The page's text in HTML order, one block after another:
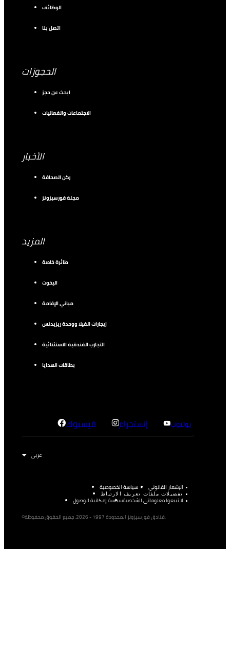
الوظائف
اتصل بنا
الحجوزات
ابحث عن حجز
الاجتماعات والفعاليات
الأخبار
ركن الصحافة
مجلة فورسيزونز
المزيد
طائرة خاصة
اليخوت
مباني الإقامة
إيجارات الفيلا ووحدة ريزيدنس
التجارب الفندقية الاستثنائية
بطاقات الهدايا
فيسبوك إنستجرام يوتيوب
الإشعار القانوني سياسة الخصوصية
تفضيلات ملفات تعريف الارتباط
لا تبيعوا معلوماتي الشخصيةسياسة إمكانية الوصول
©فنادق فورسيزونز المحدودة 1997 - 2026. جميع الحقوق محفوظة.